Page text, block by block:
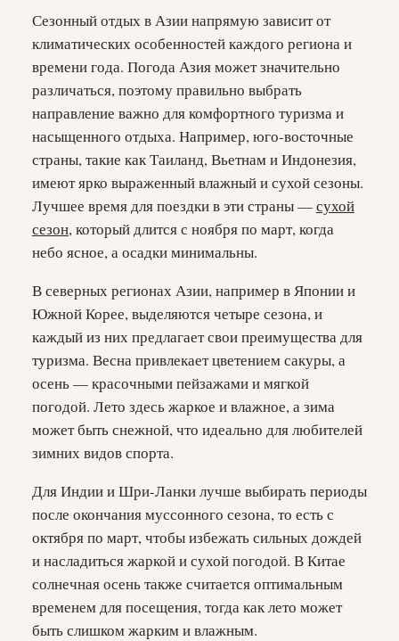
Сезонный отдых в Азии напрямую зависит от
климатических особенностей каждого региона и
времени года. Погода Азия может значительно
различаться, поэтому правильно выбрать
направление важно для комфортного туризма и
насыщенного отдыха. Например, юго-восточные
страны, такие как Таиланд, Вьетнам и Индонезия,
имеют ярко выраженный влажный и сухой сезоны.
Лучшее время для поездки в эти страны —сухой
сезон, который длится с ноября по март, когда
небо ясное, а осадки минимальны.
В северных регионах Азии, например в Японии и
Южной Корее, выделяются четыре сезона, и
каждый из них предлагает свои преимущества для
туризма. Весна привлекает цветением сакуры, а
осень — красочными пейзажами и мягкой
погодой. Лето здесь жаркое и влажное, а зима
может быть снежной, что идеально для любителей
зимних видов спорта.
Для Индии и Шри-Ланки лучше выбирать периоды
после окончания муссонного сезона, то есть с
октября по март, чтобы избежать сильных дождей
и насладиться жаркой и сухой погодой. В Китае
солнечная осень также считается оптимальным
временем для посещения, тогда как лето может
быть слишком жарким и влажным.